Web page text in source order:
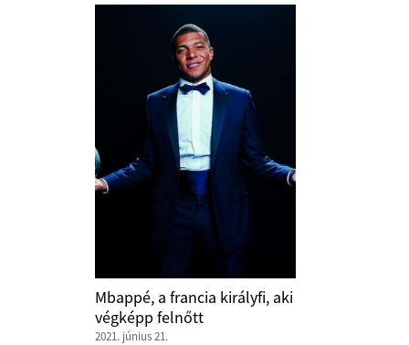
Mbappé, a francia királyfi, aki
végképp felnőtt
2021. június 21.